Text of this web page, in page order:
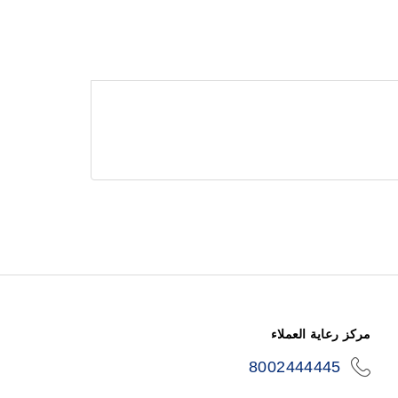
مركز رعاية العملاء
8002444445